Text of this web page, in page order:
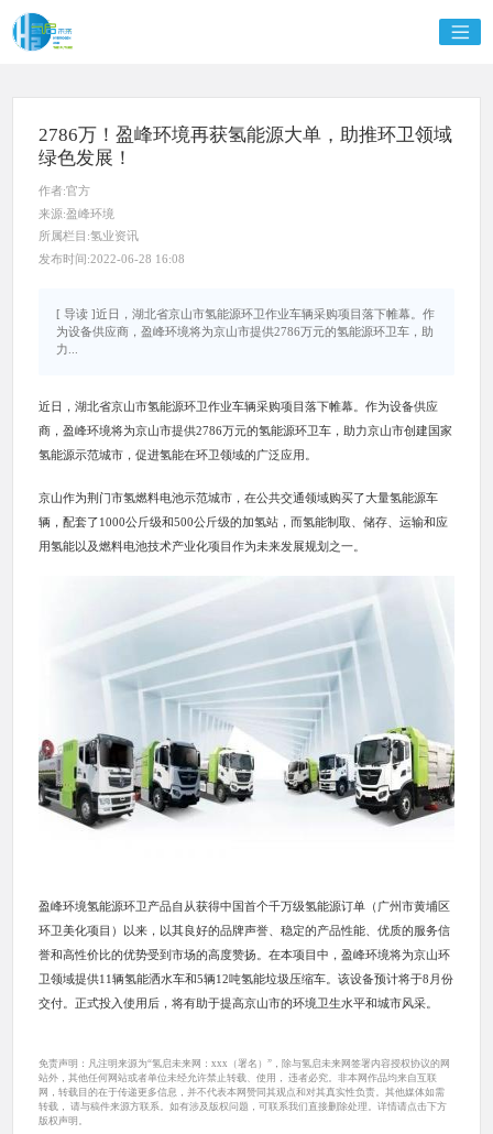
2786万！盈峰环境再获氢能源大单，助推环卫领域
绿色发展！
作者:官方
来源:盈峰环境
所属栏目:氢业资讯
发布时间:2022-06-28 16:08
[ 导读 ]近日，湖北省京山市氢能源环卫作业车辆采购项目落下帷幕。作
为设备供应商，盈峰环境将为京山市提供2786万元的氢能源环卫车，助
力...
近日，湖北省京山市氢能源环卫作业车辆采购项目落下帷幕。作为设备供应
商，盈峰环境将为京山市提供2786万元的氢能源环卫车，助力京山市创建国家
氢能源示范城市，促进氢能在环卫领域的广泛应用。
京山作为荆门市氢燃料电池示范城市，在公共交通领域购买了大量氢能源车
辆，配套了1000公斤级和500公斤级的加氢站，而氢能制取、储存、运输和应
用氢能以及燃料电池技术产业化项目作为未来发展规划之一。
盈峰环境氢能源环卫产品自从获得中国首个千万级氢能源订单（广州市黄埔区
环卫美化项目）以来，以其良好的品牌声誉、稳定的产品性能、优质的服务信
誉和高性价比的优势受到市场的高度赞扬。在本项目中，盈峰环境将为京山环
卫领域提供11辆氢能洒水车和5辆12吨氢能垃圾压缩车。该设备预计将于8月份
交付。正式投入使用后，将有助于提高京山市的环境卫生水平和城市风采。
免责声明：凡注明来源为“氢启未来网：xxx（署名）”，除与氢启未来网签署内容授权协议的网
站外，其他任何网站或者单位未经允许禁止转载、使用， 违者必究。非本网作品均来自互联
网，转载目的在于传递更多信息，并不代表本网赞同其观点和对其真实性负责。其他媒体如需
转载， 请与稿件来源方联系。如有涉及版权问题，可联系我们直接删除处理。详情请点击下方
版权声明。